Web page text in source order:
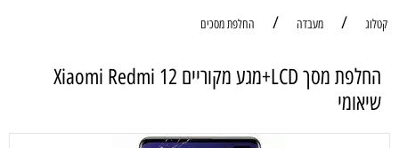
קטלוג / מעבדה / החלפת מסכים
החלפת מסך LCD+מגע מקוריים Xiaomi Redmi 12
שיאומי